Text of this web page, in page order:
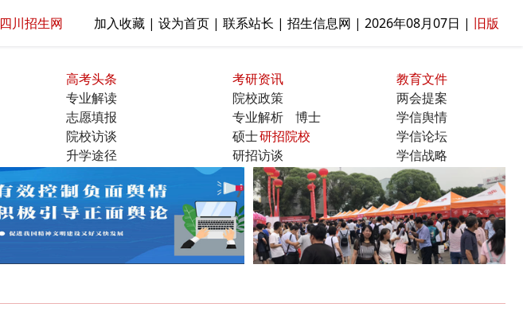
四川招生网 加入收藏 | 设为首页 | 联系站长 | 招生信息网 | 2026年08月07日 | 旧版
高考头条
专业解读
志愿填报
院校访谈
升学途径
考研资讯
院校政策
专业解析
博士
硕士研招院校
研招访谈
教育文件
两会提案
学信舆情
学信论坛
学信战略
曝光台